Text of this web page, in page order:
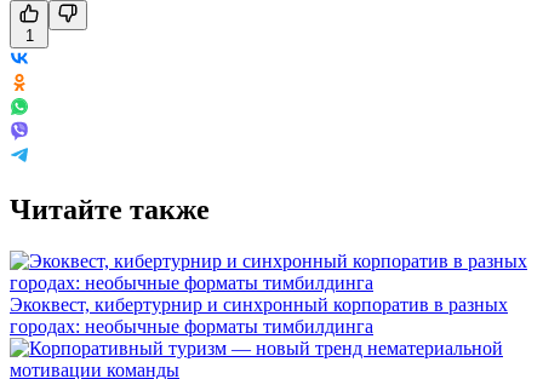
1
Читайте также
Экоквест, кибертурнир и синхронный корпоратив в разных
городах: необычные форматы тимбилдинга